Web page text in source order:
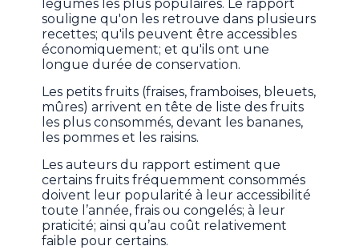
légumes les plus populaires. Le rapport
souligne qu'on les retrouve dans plusieurs
recettes; qu'ils peuvent être accessibles
économiquement; et qu'ils ont une
longue durée de conservation.
Les petits fruits (fraises, framboises, bleuets,
mûres) arrivent en tête de liste des fruits
les plus consommés, devant les bananes,
les pommes et les raisins.
Les auteurs du rapport estiment que
certains fruits fréquemment consommés
doivent leur popularité à leur accessibilité
toute l’année, frais ou congelés; à leur
praticité; ainsi qu’au coût relativement
faible pour certains.